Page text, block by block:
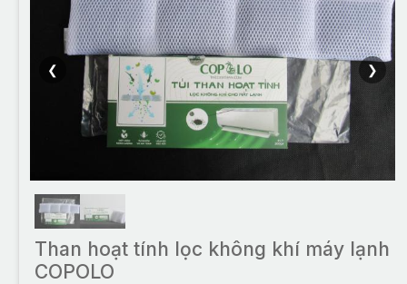
❮ ❯
Than hoạt tính lọc không khí máy lạnh
COPOLO